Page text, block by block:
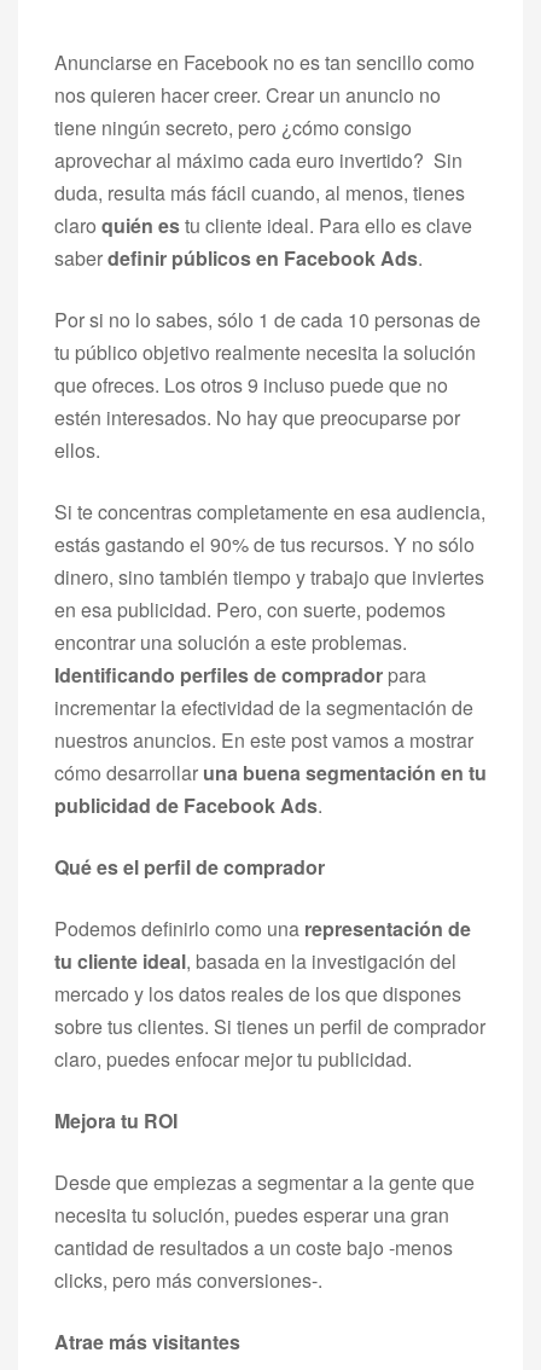
Anunciarse en Facebook no es tan sencillo como
nos quieren hacer creer. Crear un anuncio no
tiene ningún secreto, pero ¿cómo consigo
aprovechar al máximo cada euro invertido? Sin
duda, resulta más fácil cuando, al menos, tienes
claro quién estu cliente ideal. Para ello es clave
saberdefinir públicos en Facebook Ads.
Por si no lo sabes, sólo 1 de cada 10 personas de
tu público objetivo realmente necesita la solución
que ofreces. Los otros 9 incluso puede que no
estén interesados. No hay que preocuparse por
ellos.
Si te concentras completamente en esa audiencia,
estás gastando el 90% de tus recursos. Y no sólo
dinero, sino también tiempo y trabajo que inviertes
en esa publicidad. Pero, con suerte, podemos
encontrar una solución a este problemas.
Identificando perfiles de comprador para
incrementar la efectividad de la segmentación de
nuestros anuncios. En este post vamos a mostrar
cómo desarrollar una buena segmentación en tu
publicidad de Facebook Ads.
Qué es el perfil de comprador
Podemos definirlo como una representación de
tu cliente ideal, basada en la investigación del
mercado y los datos reales de los que dispones
sobre tus clientes. Si tienes un perfil de comprador
claro, puedes enfocar mejor tu publicidad.
Mejora tu ROI
Desde que empiezas a segmentar a la gente que
necesita tu solución, puedes esperar una gran
cantidad de resultados a un coste bajo -menos
clicks, pero más conversiones-.
Atrae más visitantes